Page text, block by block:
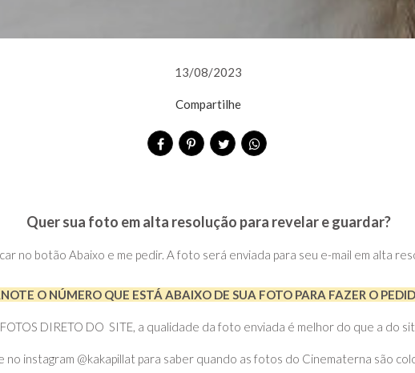
13/08/2023
Compartilhe
Quer sua foto em alta resolução para revelar e guardar?
no botão Abaixo e me pedir. A foto será enviada para seu e-mail em alta
O NÚMERO QUE ESTÁ ABAIXO DE SUA FOTO PARA FAZER O
FOTOS DIRETO DO SITE, a qualidade da foto enviada é melhor do que a do
no instagram @kakapillat para saber quando as fotos do Cinematerna são